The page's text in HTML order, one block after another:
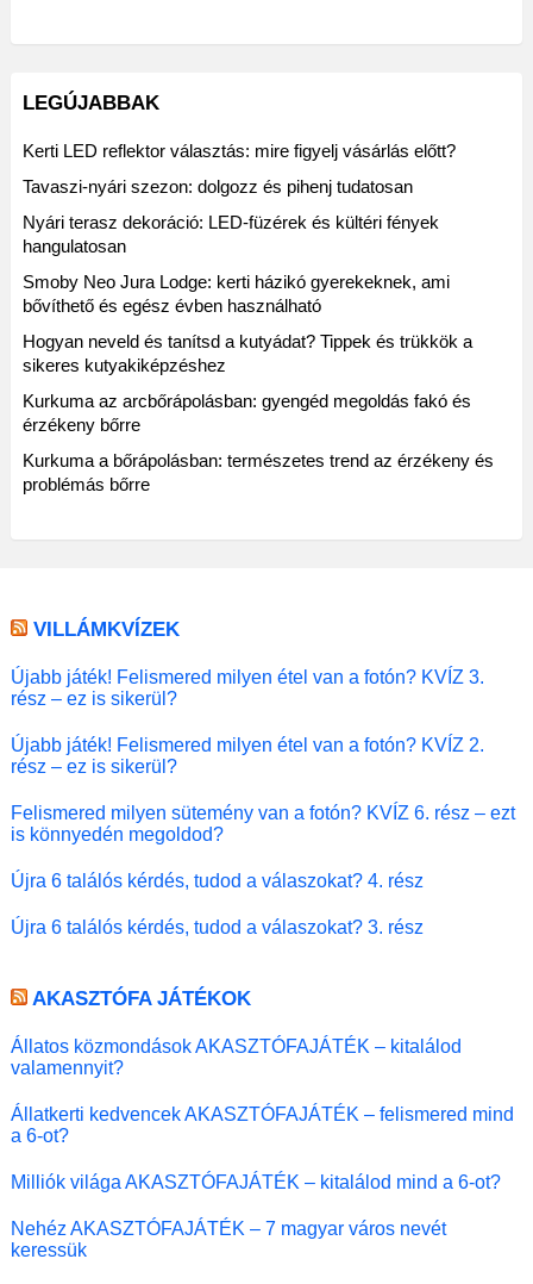
LEGÚJABBAK
Kerti LED reflektor választás: mire figyelj vásárlás előtt?
Tavaszi-nyári szezon: dolgozz és pihenj tudatosan
Nyári terasz dekoráció: LED-füzérek és kültéri fények
hangulatosan
Smoby Neo Jura Lodge: kerti házikó gyerekeknek, ami
bővíthető és egész évben használható
Hogyan neveld és tanítsd a kutyádat? Tippek és trükkök a
sikeres kutyakiképzéshez
Kurkuma az arcbőrápolásban: gyengéd megoldás fakó és
érzékeny bőrre
Kurkuma a bőrápolásban: természetes trend az érzékeny és
problémás bőrre
VILLÁMKVÍZEK
Újabb játék! Felismered milyen étel van a fotón? KVÍZ 3.
rész – ez is sikerül?
Újabb játék! Felismered milyen étel van a fotón? KVÍZ 2.
rész – ez is sikerül?
Felismered milyen sütemény van a fotón? KVÍZ 6. rész – ezt
is könnyedén megoldod?
Újra 6 találós kérdés, tudod a válaszokat? 4. rész
Újra 6 találós kérdés, tudod a válaszokat? 3. rész
AKASZTÓFA JÁTÉKOK
Állatos közmondások AKASZTÓFAJÁTÉK – kitalálod
valamennyit?
Állatkerti kedvencek AKASZTÓFAJÁTÉK – felismered mind
a 6-ot?
Milliók világa AKASZTÓFAJÁTÉK – kitalálod mind a 6-ot?
Nehéz AKASZTÓFAJÁTÉK – 7 magyar város nevét
keressük